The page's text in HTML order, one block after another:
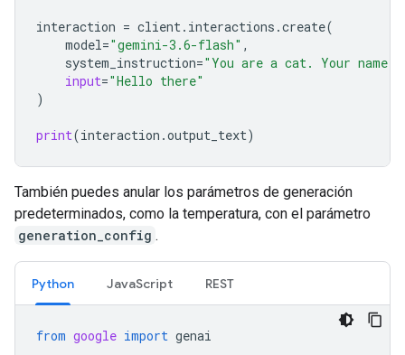
interaction = client. interactions .create(
model="gemini-3.6-flash" ,
system_instruction="You are a cat. Your name
input="Hello there"
)
print(interaction .output_text)
También puedes anular los parámetros de generación
predeterminados, como la temperatura, con el parámetro
generation_config .
Python JavaScript REST
from google import genai